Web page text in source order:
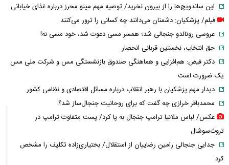
این ساندویچ‌ها را از بیرون نخرید/ توصیه مهم مینو محرز درباره غذای خیابانی
فیلم/ پزشکیان: دشمنان می‌دانند چه کسانی را ترور می‌کنند
عروسی رونالدو جنجالی شد؛ همسر مسی دعوت شد، خود مسی نه!
حق انتخاب، نخستین قربانی انحصار
دکتر فیض: هم‌افزایی و هماهنگی صندوق بازنشستگی مس و شرکت ملی مس
یک ضرورت است
دیدار مهم پزشکیان با رهبر انقلاب درباره مسائل اقتصادی و نظامی کشور
محمدباقر خرازی چه گفت که برای روحانیت جنجال‌ساز شد؟
عکس/ لباس ملانیا ترامپ جنجال به پا کرد/ پست متفاوت ترامپ در
تروث‌سوشال
جدایی جنجالی رامین رضاییان از استقلال/ بختیاری‌زاده تکلیف را مشخص
کرد